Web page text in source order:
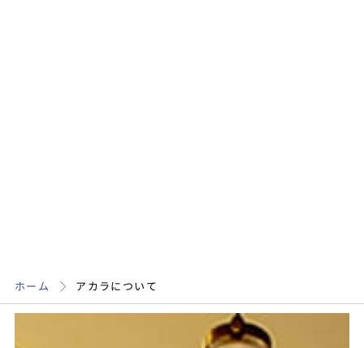
ホーム アカラについて